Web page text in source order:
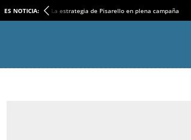
ES NOTICIA: La estrategia de Pisarello en plena campaña